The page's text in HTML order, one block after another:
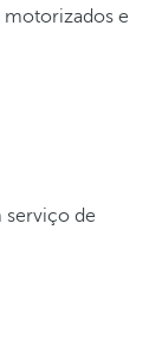
motorizados e
serviço de